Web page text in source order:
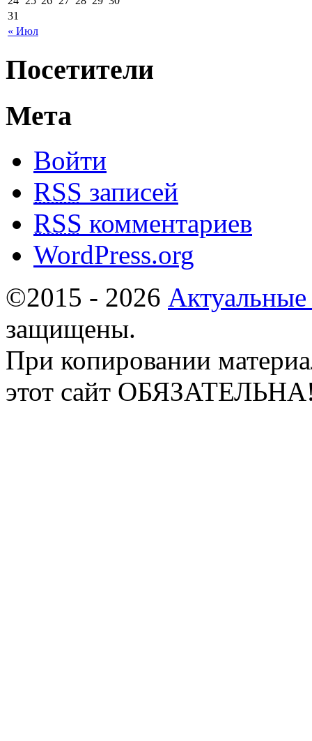
« Июл
31
Посетители
Мета
Войти
RSS записей
RSS комментариев
WordPress.org
©2015 - 2026
защищены.
При копировании
этот сайт